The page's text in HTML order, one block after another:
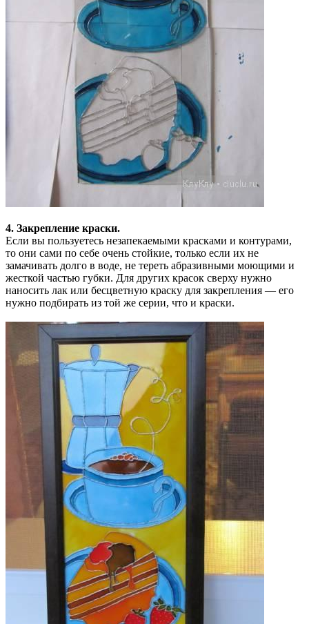
4. Закрепление краски.
Если вы пользуетесь незапекаемыми красками и контурами,
то они сами по себе очень стойкие, только если их не
замачивать долго в воде, не тереть абразивными моющими и
жесткой частью губки. Для других красок сверху нужно
наносить лак или бесцветную краску для закрепления — его
нужно подбирать из той же серии, что и краски.